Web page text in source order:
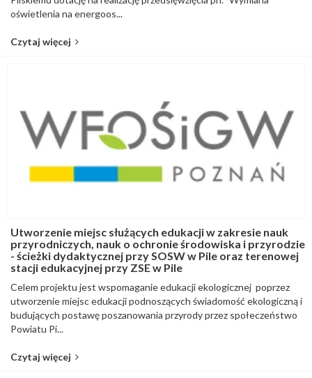
oświetlenia na energoos...
Czytaj więcej
Utworzenie miejsc służących edukacji w zakresie nauk
przyrodniczych, nauk o ochronie środowiska i przyrodzie
- ścieżki dydaktycznej przy SOSW w Pile oraz terenowej
stacji edukacyjnej przy ZSE w Pile
Celem projektu jest wspomaganie edukacji ekologicznej poprzez
utworzenie miejsc edukacji podnoszących świadomość ekologiczną i
budujących postawę poszanowania przyrody przez społeczeństwo
Powiatu Pi...
Czytaj więcej